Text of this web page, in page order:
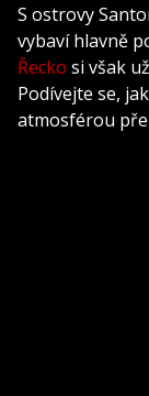
S ostrovy
vybaví hlavně
Řecko si však
Podívejte se,
atmosférou